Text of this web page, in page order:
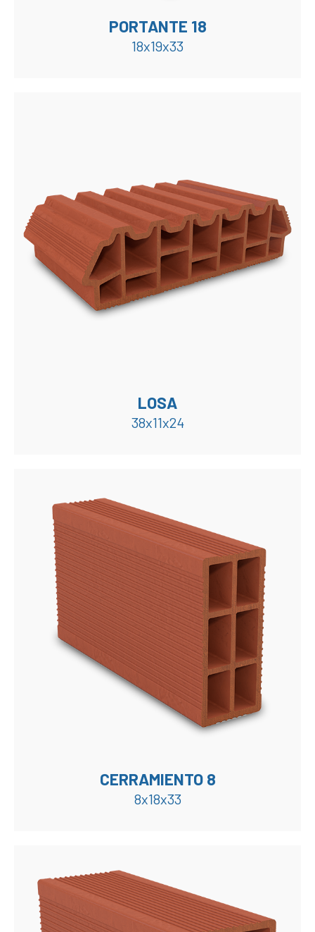
PORTANTE 18
18x19x33
LOSA
38x11x24
CERRAMIENTO 8
8x18x33